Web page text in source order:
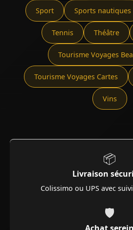
Sport Sports nautiques
Tennis Théâtre
Tourisme Voyages
Tourisme Voyages Cartes
Vins
📦
Livraison
Colissimo ou UPS avec
🛡️